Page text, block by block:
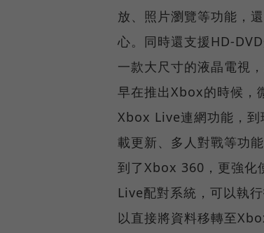
放、照片瀏覽等功能，
心。同時還支援HD-
一款大尺寸的液晶電視
早在推出Xbox的時候，
Xbox Live連網功能，
載更新、多人對戰等功
到了Xbox 360，更強化
Live配對系統，可以執
以直接將資料移轉至